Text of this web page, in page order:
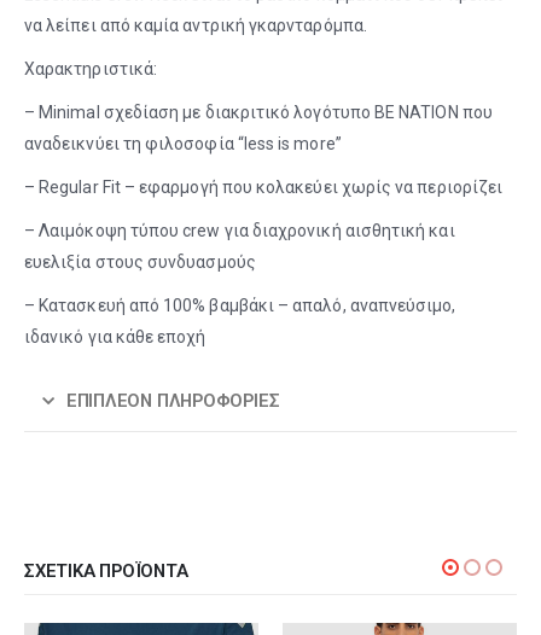
να λείπει από καμία αντρική γκαρνταρόμπα.
Χαρακτηριστικά:
– Minimal σχεδίαση με διακριτικό λογότυπο BE NATION που
αναδεικνύει τη φιλοσοφία “less is more”
– Regular Fit – εφαρμογή που κολακεύει χωρίς να περιορίζει
– Λαιμόκοψη τύπου crew για διαχρονική αισθητική και
ευελιξία στους συνδυασμούς
– Κατασκευή από 100% βαμβάκι – απαλό, αναπνεύσιμο,
ιδανικό για κάθε εποχή
ΕΠΙΠΛΈΟΝ ΠΛΗΡΟΦΟΡΊΕΣ
ΣΧΕΤΙΚΆ ΠΡΟΪΌΝΤΑ